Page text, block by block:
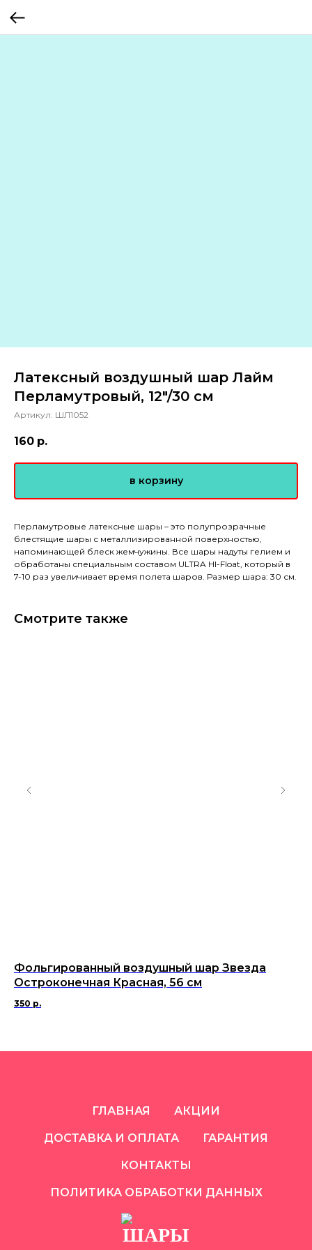
Латексный воздушный шар Лайм
Перламутровый, 12"/30 см
Артикул: ШЛ1052
160 р.
в корзину
Перламутровые латексные шары – это полупрозрачные
блестящие шары с металлизированной поверхностью,
напоминающей блеск жемчужины. Все шары надуты гелием и
обработаны специальным составом ULTRA HI-Float, который в
7-10 раз увеличивает время полета шаров. Размер шара: 30 см.
Смотрите также
Фольгированный воздушный шар Звезда
Остроконечная Красная, 56 см
350 р.
ГЛАВНАЯ АКЦИИ
ДОСТАВКА И ОПЛАТА ГАРАНТИЯ
КОНТАКТЫ
ПОЛИТИКА ОБРАБОТКИ ДАННЫХ